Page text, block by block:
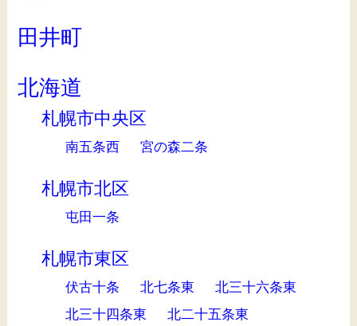
田井町
北海道
札幌市中央区
南五条西 宮の森二条
札幌市北区
屯田一条
札幌市東区
伏古十条 北七条東
北三十六条東
北三十四条東
北二十五条東